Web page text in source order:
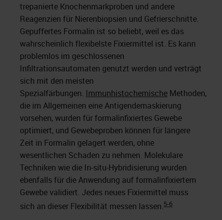
trepanierte Knochenmarkproben und andere
Reagenzien für Nierenbiopsien und Gefrierschnitte.
Gepuffertes Formalin ist so beliebt, weil es das
wahrscheinlich flexibelste Fixiermittel ist. Es kann
problemlos im geschlossenen
Infiltrationsautomaten genutzt werden und verträgt
sich mit den meisten
Spezialfärbungen. Immunhistochemische Methoden,
die im Allgemeinen eine Antigendemaskierung
vorsehen, wurden für formalinfixiertes Gewebe
optimiert, und Gewebeproben können für längere
Zeit in Formalin gelagert werden, ohne
wesentlichen Schaden zu nehmen. Molekulare
Techniken wie die In-situ-Hybridisierung wurden
ebenfalls für die Anwendung auf formalinfixiertem
Gewebe validiert. Jedes neues Fixiermittel muss
sich an dieser Flexibilität messen lassen.5-6